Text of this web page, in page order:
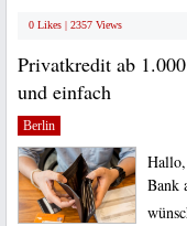
0 Likes | 2357 Views
Privatkredit ab
und einfach
Berlin
Bank